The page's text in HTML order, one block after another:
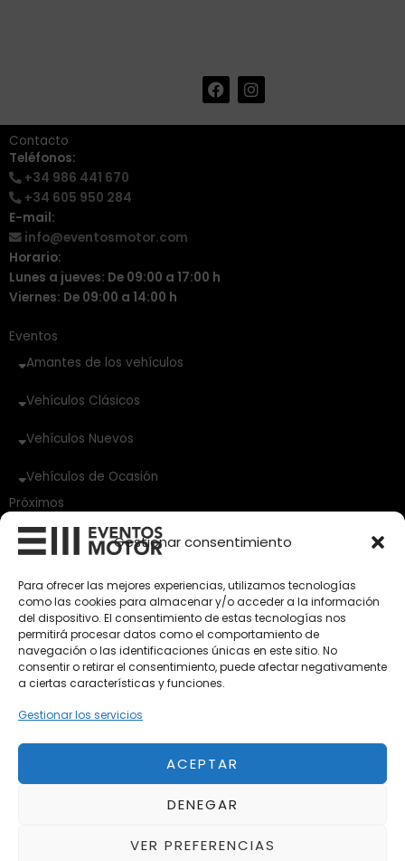
Gestionar consentimiento
Para ofrecer las mejores experiencias, utilizamos tecnologías
como las cookies para almacenar y/o acceder a la información
del dispositivo. El consentimiento de estas tecnologías nos
permitirá procesar datos como el comportamiento de
navegación o las identificaciones únicas en este sitio. No
consentir o retirar el consentimiento, puede afectar negativamente
a ciertas características y funciones.
Gestionar los servicios
ACEPTAR
DENEGAR
VER PREFERENCIAS
F
a
e
I
n
t
Contacto
Teléfonos:
+34 986 441 670
+34 605 950 284
E-mail:
info@eventosmotor.com
Horario:
Lunes a jueves: De 09:00 a 17:00 h
Viernes: De 09:00 a 14:00 h
Eventos
Amantes de los vehículos
Vehículos Clásicos
Vehículos Nuevos
Vehículos de Ocasión
Próximos
Eclipse by SELECTO
Del 12/08/2026 al 12/08/2026
Del 02/10/2026 al 05/10/2026
Exclusive Top Cars 2026
Del 02/10/2026 al 05/10/2026
Política de Privacidad
Alta en Newsletter